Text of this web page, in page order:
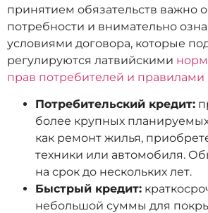
принятием обязательств важно
потребности и внимательно
условиями договора, которые
регулируются латвийскими
прав потребителей и правилами
Потребительский кредит:
более крупных планируемых
как ремонт жилья,
техники или автомобиля.
на срок до нескольких лет.
Быстрый кредит:
небольшой суммы для